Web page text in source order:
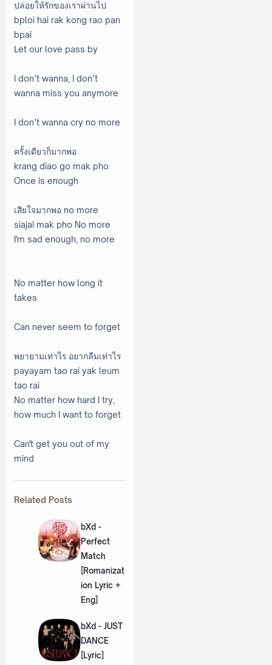
ปล่อยให้รักของเราผ่านไป
bploi hai rak kong rao pan
bpai
Let our love pass by
I don’t wanna, I don’t
wanna miss you anymore
I don’t wanna cry no more
ครั้งเดียวก็มากพอ
krang diao go mak pho
Once is enough
เสียใจมากพอ no more
siajai mak pho No more
I'm sad enough, no more
No matter how long it
takes
Can never seem to forget
พยายามเท่าไร อยากลืมเท่าไร
payayam tao rai yak leum
tao rai
No matter how hard I try,
how much I want to forget
Can't get you out of my
mind
Related Posts
bXd -
Perfect
Match
[Romanizat
ion Lyric +
Eng]
bXd - JUST
DANCE
[Lyric]